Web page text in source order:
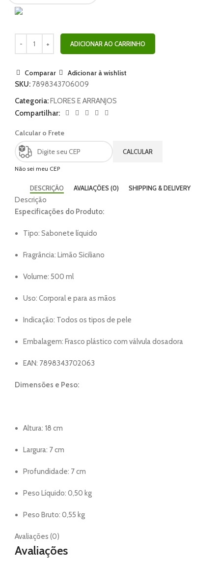
ADICIONAR AO CARRINHO
Comparar
Adicionar à wishlist
SKU: 7898343706009
Categoria:FLORES E ARRANJOS
Compartilhar:
Calcular o Frete
CALCULAR
Não sei meu CEP
DESCRIÇÃO AVALIAÇÕES (0) SHIPPING & DELIVERY
Descrição
Especificações do Produto:
Tipo: Sabonete líquido
Fragrância: Limão Siciliano
Volume: 500 ml
Uso: Corporal e para as mãos
Indicação: Todos os tipos de pele
Embalagem: Frasco plástico com válvula dosadora
EAN: 7898343702063
Dimensões e Peso:
Altura: 18 cm
Largura: 7 cm
Profundidade: 7 cm
Peso Líquido: 0,50 kg
Peso Bruto: 0,55 kg
Avaliações (0)
Avaliações